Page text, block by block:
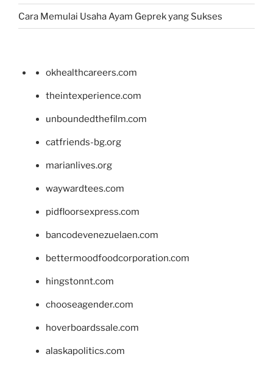
Cara Memulai Usaha Ayam Geprek yang Sukses
okhealthcareers.com
theintexperience.com
unboundedthefilm.com
catfriends-bg.org
marianlives.org
waywardtees.com
pidfloorsexpress.com
bancodevenezuelaen.com
bettermoodfoodcorporation.com
hingstonnt.com
chooseagender.com
hoverboardssale.com
alaskapolitics.com